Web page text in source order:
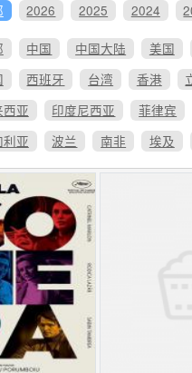
2026 2025 2024
中国 中国大陆 美国
西班牙 台湾 香港
亚
印度尼西亚 菲律宾
亚
波兰 南非 埃及